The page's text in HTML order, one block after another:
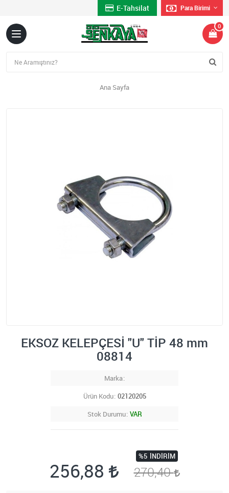
E-Tahsilat Para Birimi
0
Ana Sayfa
EKSOZ KELEPÇESİ "U" TİP 48 mm
08814
Marka
Ürün Kodu 02120205
Stok Durumu VAR
256,88
%5 İNDIRIM
270,40